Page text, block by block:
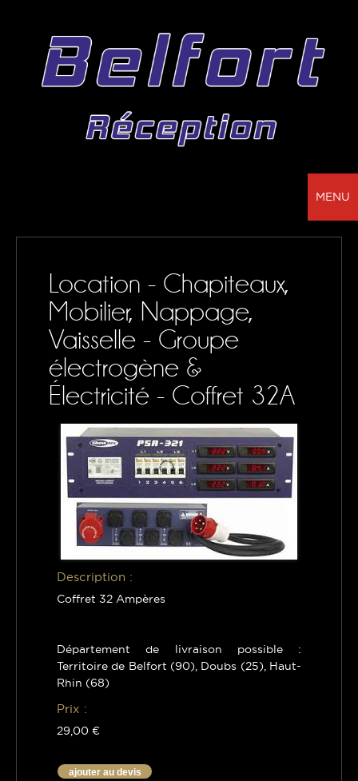
MENU
BELFORT RÉCEPTION - VOTRE PARTENAIRE
SONORISATION, VAISSELLE ET NAPPAGE
NOS RÉALISATIONS
CONTACTS
MON PANIER
Location - Chapiteaux,
Mobilier, Nappage,
Vaisselle - Groupe
électrogène &
Électricité - Coffret 32A
Description :
Coffret 32 Ampères
Département de livraison possible :
Territoire de Belfort (90), Doubs (25), Haut-
Rhin (68)
Prix :
29,00 €
ajouter au devis